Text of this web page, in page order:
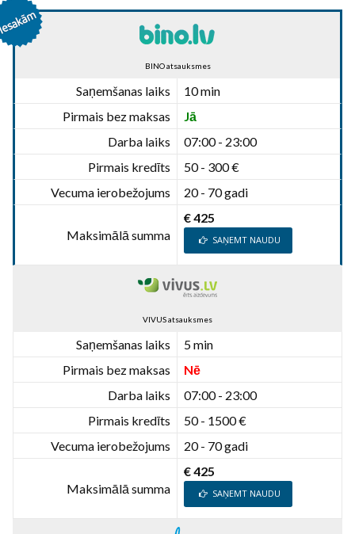
BINO atsauksmes
Saņemšanas laiks
10 min
Pirmais bez maksas
Jā
Darba laiks
07:00 - 23:00
Pirmais kredīts
50 - 300 €
Vecuma ierobežojums
20 - 70 gadi
Maksimālā summa
€ 425
SAŅEMT NAUDU
VIVUS atsauksmes
Saņemšanas laiks
5 min
Pirmais bez maksas
Nē
Darba laiks
07:00 - 23:00
Pirmais kredīts
50 - 1500 €
Vecuma ierobežojums
20 - 70 gadi
Maksimālā summa
€ 425
SAŅEMT NAUDU